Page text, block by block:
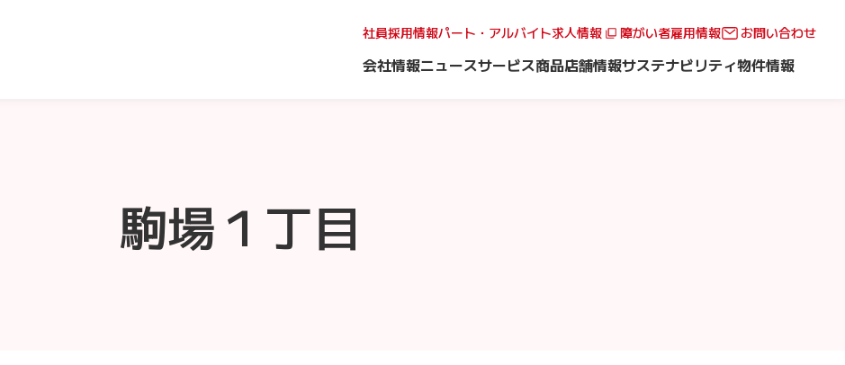
社員採用情報パート・アルバイト求人情報 障がい者雇用情報 お問い合わせ
会社情報ニュースサービス商品店舗情報サステナビリティ物件情報
駒場１丁目